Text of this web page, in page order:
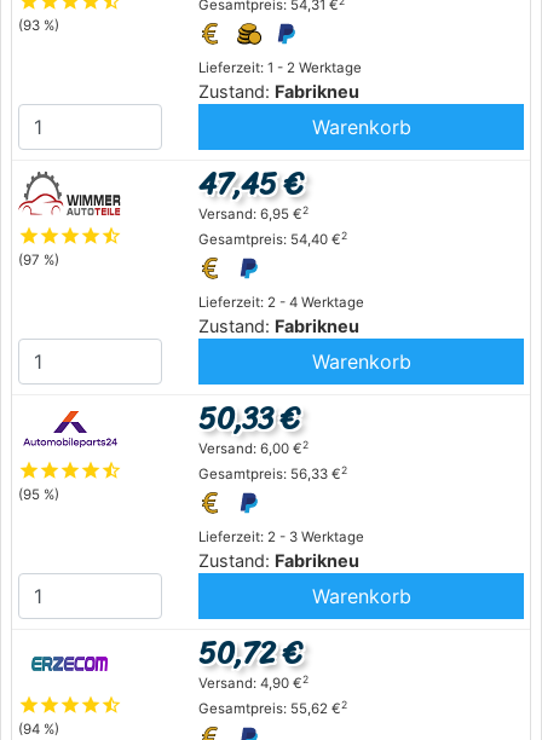
(93 %)
Lieferzeit: 1 - 2 Werktage
Zustand: Fabrikneu
Gesamtpreis: 54,31 €
Warenkorb
starstarstarstarstar_half
(97 %)
Lieferzeit: 2 - 4 Werktage
Zustand: Fabrikneu
47,45 €
Versand: 6,95 €2
Gesamtpreis: 54,40 €2
Warenkorb
starstarstarstarstar_half
(95 %)
Lieferzeit: 2 - 3 Werktage
Zustand: Fabrikneu
50,33 €
Versand: 6,00 €2
Gesamtpreis: 56,33 €2
Warenkorb
starstarstarstarstar_half
(94 %)
50,72 €
Versand: 4,90 €2
Gesamtpreis: 55,62 €2